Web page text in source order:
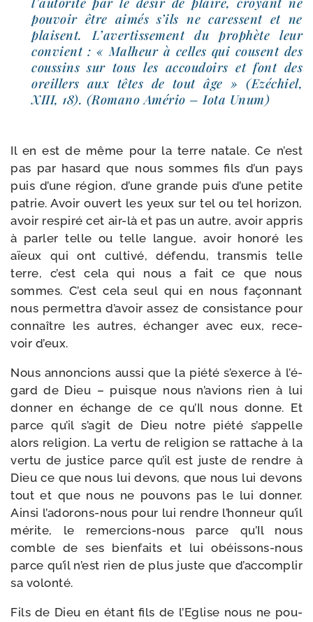
pou­voir être aimés s’ils ne caressent et ne
plaisent. L’avertissement du pro­phète leur
convient : « Malheur à celles qui cousent des
cous­sins sur tous les accou­doirs et font des
oreillers aux têtes de tout âge » (Ezéchiel,
XIII, 18). (Romano Amério – Iota Unum)
Il en est de même pour la terre natale. Ce n’est
pas par hasard que nous sommes fils d’un pays
puis d’une région, d’une grande puis d’une petite
patrie. Avoir ouvert les yeux sur tel ou tel hori­zon,
avoir res­pi­ré cet air-​là et pas un autre, avoir appris
à par­ler telle ou telle langue, avoir hono­ré les
aïeux qui ont culti­vé, défen­du, trans­mis telle
terre, c’est cela qui nous a fait ce que nous
sommes. C’est cela seul qui en nous façon­nant
nous per­met­tra d’a­voir assez de consis­tance pour
connaître les autres, échan­ger avec eux, rece­
voir d’eux.
Nous annon­cions aus­si que la pié­té s’exerce à l’é­
gard de Dieu – puisque nous n’a­vions rien à lui
don­ner en échange de ce qu’Il nous donne. Et
parce qu’il s’a­git de Dieu notre pié­té s’ap­pelle
alors reli­gion. La ver­tu de reli­gion se rat­tache à la
ver­tu de jus­tice parce qu’il est juste de rendre à
Dieu ce que nous lui devons, que nous lui devons
tout et que nous ne pou­vons pas le lui don­ner.
Ainsi l’adorons-​nous pour lui rendre l’hon­neur qu’il
mérite, le remercions-​nous parce qu’Il nous
comble de ses bien­faits et lui obéissons-​nous
parce qu’il n’est rien de plus juste que d’ac­com­plir
sa volonté.
Fils de Dieu en étant fils de l’Eglise nous ne pou­